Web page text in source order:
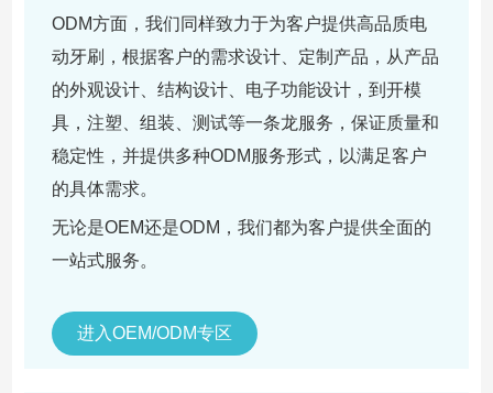
ODM方面，我们同样致力于为客户提供高品质电
动牙刷，根据客户的需求设计、定制产品，从产品
的外观设计、结构设计、电子功能设计，到开模
具，注塑、组装、测试等一条龙服务，保证质量和
稳定性，并提供多种ODM服务形式，以满足客户
的具体需求。
无论是OEM还是ODM，我们都为客户提供全面的
一站式服务。
进入OEM/ODM专区